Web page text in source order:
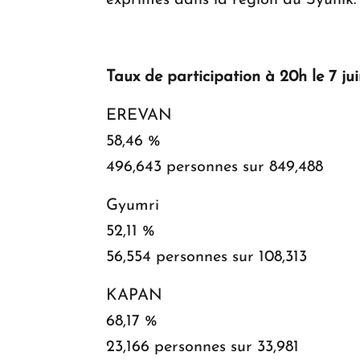
Taux de participation à 20h le 7
EREVAN
58,46 %
496,643 personnes sur 849,488
Gyumri
52,11 %
56,554 personnes sur 108,313
KAPAN
68,17 %
23,166 personnes sur 33,981